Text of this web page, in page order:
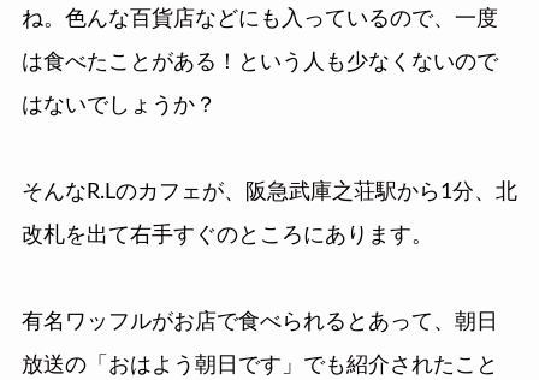
ね。色んな百貨店などにも入っているので、一度
は食べたことがある！という人も少なくないので
はないでしょうか？
そんなR.Lのカフェが、阪急武庫之荘駅から1分、北
改札を出て右手すぐのところにあります。
有名ワッフルがお店で食べられるとあって、朝日
放送の「おはよう朝日です」でも紹介されたこと